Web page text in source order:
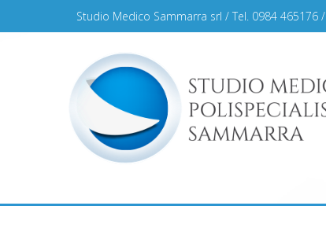
Studio Medico Sammarra srl / Tel. 0984 465176 /